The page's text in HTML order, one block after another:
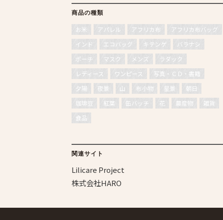
商品の種類
お米 アパレル アフリカ布
アフリカ布バッグ
インド
エコバッグ キテンゲ
バラナシ
ポーチ
マスク メンズ
ラダック
レディース
ワンピース
写真・ＣＤ・書籍
夕陽
夜景 山 布小物 星景
朝日
珈琲豆
紅葉 缶バッチ 花 農産物
雑貨
食品
関連サイト
Lilicare Project
株式会社HARO